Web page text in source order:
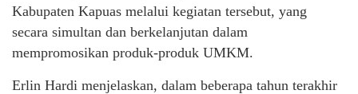
Kabupaten Kapuas melalui kegiatan tersebut, yang
secara simultan dan berkelanjutan dalam
mempromosikan produk-produk UMKM.
Erlin Hardi menjelaskan, dalam beberapa tahun terakhir